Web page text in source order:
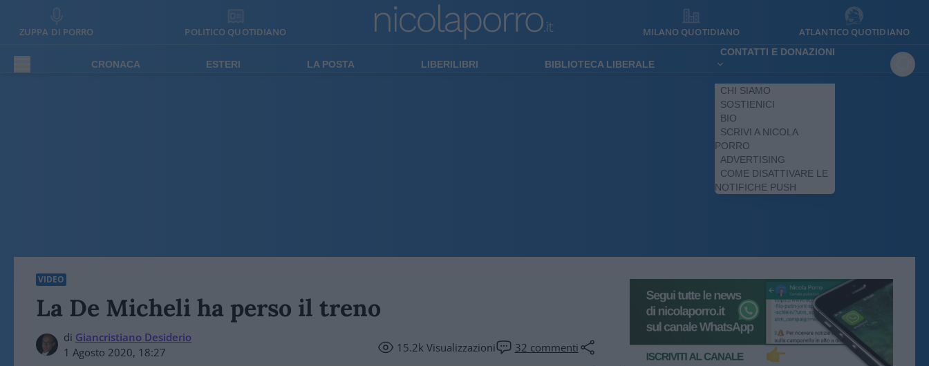
ZUPPA DI PORRO POLITICO QUOTIDIANO MILANO QUOTIDIANO ATLANTICO QUOTIDIANO
CRONACA ESTERI LA POSTA LIBERILIBRI BIBLIOTECA LIBERALE
CONTATTI E DONAZIONI
CHI SIAMO
SOSTIENICI
BIO
SCRIVI A NICOLA
PORRO
ADVERTISING
COME DISATTIVARE LE
NOTIFICHE PUSH
VIDEO
La De Micheli ha perso il treno
di Giancristiano Desiderio
1 Agosto 2020, 18:27
15.2kVisualizzazioni 32 commenti